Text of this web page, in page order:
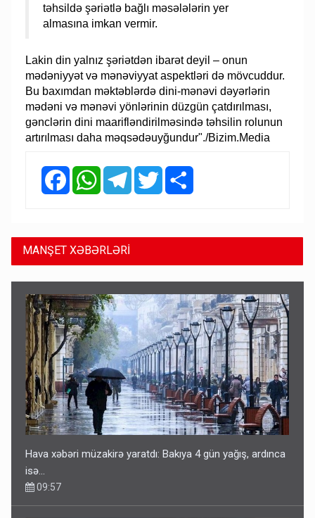
təhsildə şəriətlə bağlı məsələlərin yer
almasına imkan vermir.
Lakin din yalnız şəriətdən ibarət deyil – onun
mədəniyyət və mənəviyyat aspektləri də mövcuddur.
Bu baxımdan məktəblərdə dini-mənəvi dəyərlərin
mədəni və mənəvi yönlərinin düzgün çatdırılması,
gənclərin dini maarifləndirilməsində təhsilin rolunun
artırılması daha məqsədəuyğundur"./Bizim.Media
FacebookWhatsAppTelegramTwitter
MANŞET XƏBƏRLƏRİ
Hava xəbəri müzakirə yaratdı: Bakıya 4 gün yağış, ardınca
isə…
09:57